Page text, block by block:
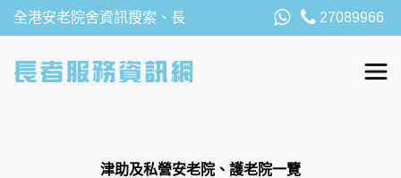
全港安老院舍資訊搜索、長 27089966
津助及私營安老院、護老院一覽